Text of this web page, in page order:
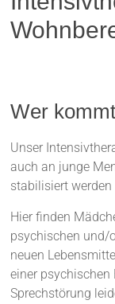
Wer
Unser
auch an junge
stabilisiert werden
Hier finden
psychischen und/
neuen
einer psychischen
Sprechstörung